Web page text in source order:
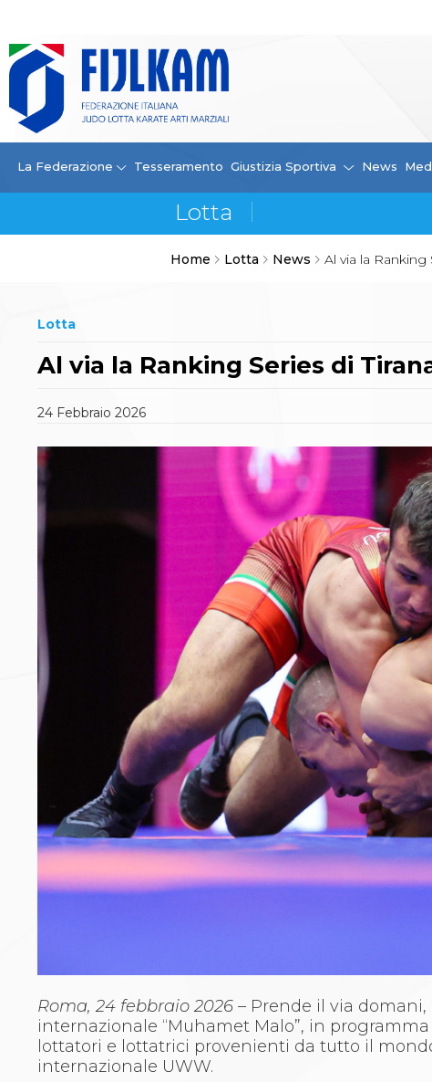
La Federazione Tesseramento Giustizia Sportiva News
Home Lotta News Al via la Ranking
La Federazione
La FIJLKAM
Organigramma
Storia
Campioni di tutti i tempi
News
Comunicazioni Federali
Convenzioni
Tecnici
Tesseramento
Norme e modulistica Affiliazioni e Tesseramenti
Classifica Società Sportive con più di 100 atleti
tesserati
Azzurri
Giustizia Sportiva
Protocollo udienze in videoconferenza
Documenti e Modulistica
Contatti
Provvedimenti in corso
Sentenze Giudice Sportivo
Sentenze Tribunale Federale
Sentenze Corte Sportiva e Federale di Appello
Sentenze di 1° Grado
Sentenze CAF
Sentenze Tribunale Nazionale Arbitrato per lo
Sport
Dispositivi Tribunale Federale
Dispositivi Corte Sportiva e Federale di Appello
Spese per l’accesso alla Giustizia
Gare e Risultati
Archivio eventi
Dove siamo
Comitati Regionali
Società
Rassegna stampa
Libreria FIJLKAM
Athlon.net
Rivista ATHLON
Galleria Fotografica
Lotta
Al via la Ranking Series di
24 Febbraio2026
Roma, 24 febbraio 2026 – Prende il via domani,
internazionale “Muhamet Malo”, in
lottatori e lottatrici provenienti da tutto il
internazionale UWW.